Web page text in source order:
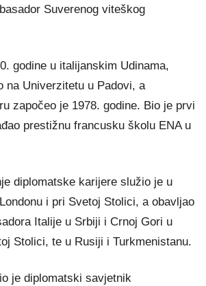
Suverenog viteškog
godine u italijanskim Udinama,
na Univerzitetu u Padovi, a
započeo je 1978. godine. Bio je prvi
prestižnu francusku školu ENA u
diplomatske karijere služio je u
i pri Svetoj Stolici, a obavljao
Italije u Srbiji i Crnoj Gori u
Stolici, te u Rusiji i Turkmenistanu.
je diplomatski savjetnik